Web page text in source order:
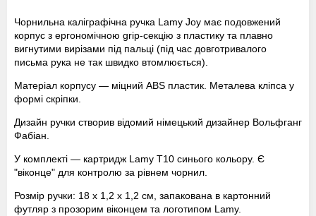
Чорнильна каліграфічна ручка Lamy Joy має подовжений
корпус з ергономічною grip-секцію з пластику та плавно
вигнутими вирізами під пальці (під час довготривалого
письма рука не так швидко втомлюється).
Матеріал корпусу — міцний ABS пластик. Металева кліпса у
формі скріпки.
Дизайн ручки створив відомий німецький дизайнер Вольфганг
Фабіан.
У комплекті — картридж Lamy Т10 синього кольору. Є
"віконце" для контролю за рівнем чорнил.
Розмір ручки: 18 х 1,2 х 1,2 см, запакована в картонний
футляр з прозорим віконцем та логотипом Lamy.